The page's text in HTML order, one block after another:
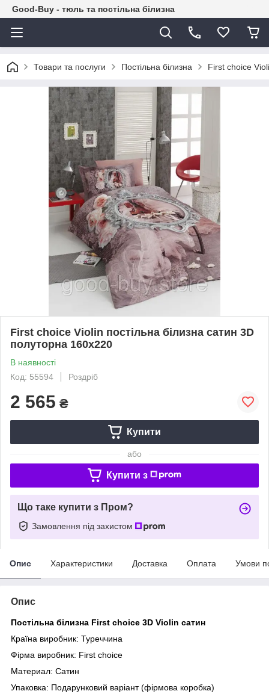
Good-Buy - тюль та постільна білизна
Товари та послуги Постільна білизна First choice
First choice Violin постільна білизна сатин 3D
полуторна 160х220
В наявності
Код: 55594
Роздріб
2 565 ₴
Купити
або
Купити з
Що таке купити з Пром?
Замовлення під захистом
Опис Характеристики Доставка Оплата Умови
Опис
Постільна білизна First choice 3D Violin сатин
Країна виробник: Туреччина
Фірма виробник: First choice
Материал: Сатин
Упаковка: Подарунковий варіант (фірмова коробка)